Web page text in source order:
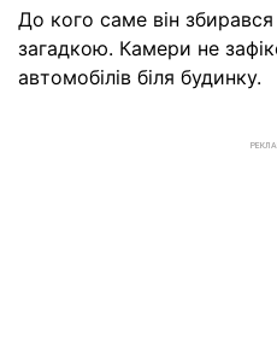
До кого саме він
загадкою. Камери не
автомобілів біля будинку.